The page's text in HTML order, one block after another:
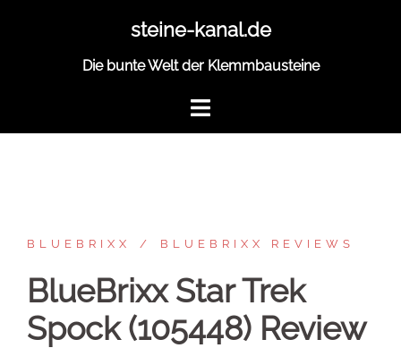
steine-kanal.de
Die bunte Welt der Klemmbausteine
BLUEBRIXX BLUEBRIXX REVIEWS
BlueBrixx Star Trek
Spock (105448) Review